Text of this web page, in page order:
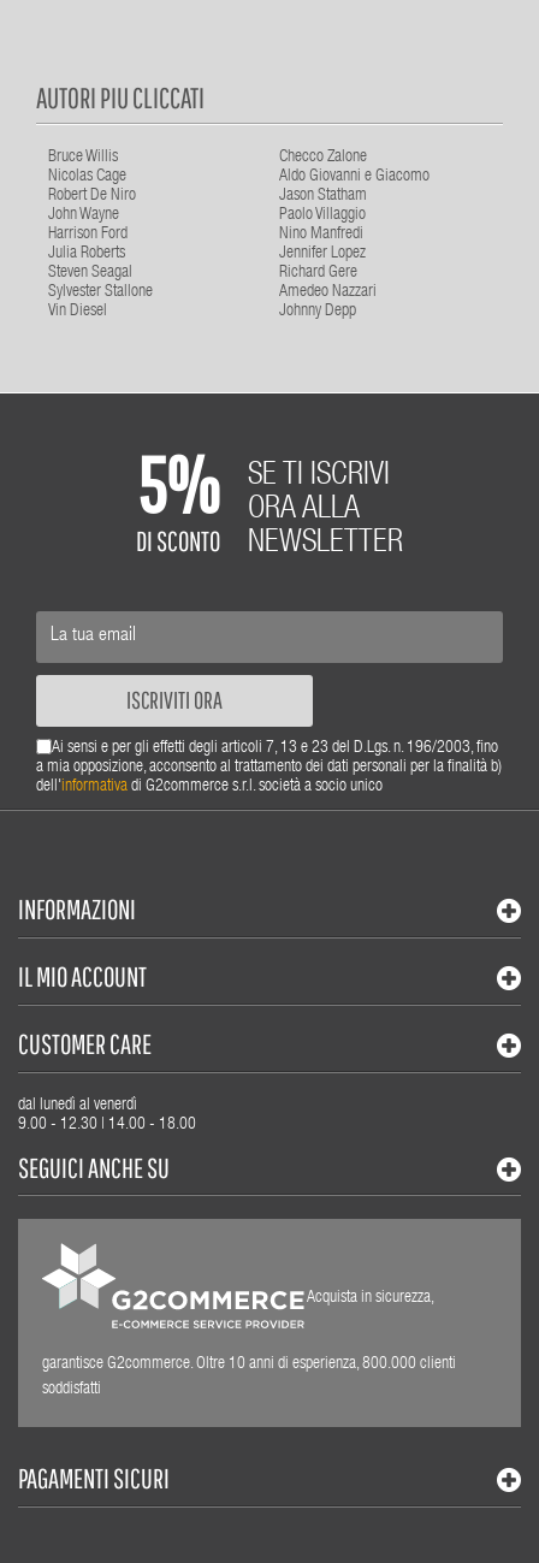
AUTORI PIU CLICCATI
Bruce Willis
Checco Zalone
Nicolas Cage
Aldo Giovanni e Giacomo
Robert De Niro
Jason Statham
John Wayne
Paolo Villaggio
Harrison Ford
Nino Manfredi
Julia Roberts
Jennifer Lopez
Steven Seagal
Richard Gere
Sylvester Stallone
Amedeo Nazzari
Vin Diesel
Johnny Depp
5%
DI SCONTO
SE TI ISCRIVI
ORA ALLA
NEWSLETTER
ISCRIVITI ORA
Ai sensi e per gli effetti degli articoli 7, 13 e 23 del D.Lgs. n. 196/2003, fino
a mia opposizione, acconsento al trattamento dei dati personali per la finalità b)
dell'informativa di G2commerce s.r.l. società a socio unico
INFORMAZIONI
IL MIO ACCOUNT
CUSTOMER CARE
dal lunedì al venerdì
9.00 - 12.30 | 14.00 - 18.00
SEGUICI ANCHE SU
Acquista in sicurezza,
garantisce G2commerce. Oltre 10 anni di esperienza, 800.000 clienti
soddisfatti
PAGAMENTI SICURI